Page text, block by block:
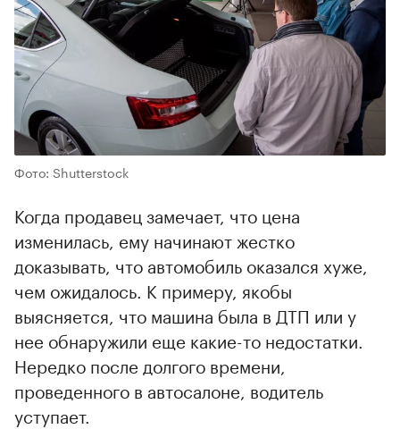
Фото: Shutterstock
Когда продавец замечает, что цена
изменилась, ему начинают жестко
доказывать, что автомобиль оказался хуже,
чем ожидалось. К примеру, якобы
выясняется, что машина была в ДТП или у
нее обнаружили еще какие-то недостатки.
Нередко после долгого времени,
проведенного в автосалоне, водитель
уступает.